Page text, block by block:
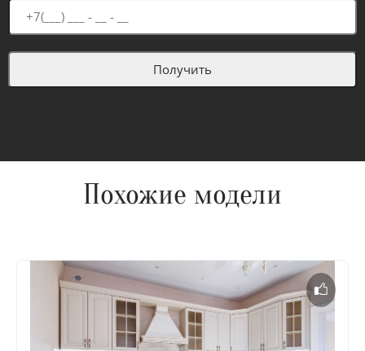
Похожие модели